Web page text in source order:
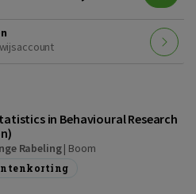
in Behavioural Research
Rabeling| Boom